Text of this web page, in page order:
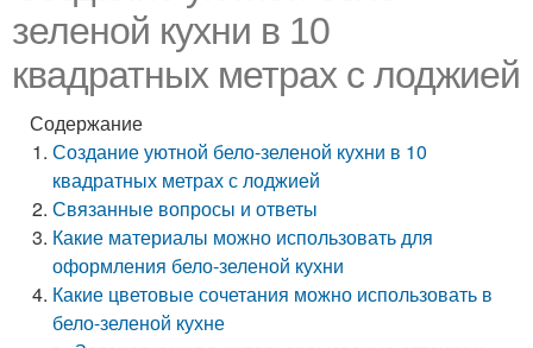
зеленой кухни в 10
квадратных метрах с лоджией
Содержание
Создание уютной бело-зеленой кухни в 10
квадратных метрах с лоджией
Связанные вопросы и ответы
Какие материалы можно использовать для
оформления бело-зеленой кухни
Какие цветовые сочетания можно использовать в
бело-зеленой кухне